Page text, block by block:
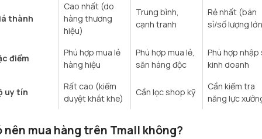
thành
Cao nhất (do
hàng thương
hiệu)
Trung bình,
cạnh tranh
Rẻ nhất (bán
sỉ/số lượng
điểm
Phù hợp mua lẻ
hàng hiệu
Phù hợp mua lẻ,
săn hàng độc
Phù hợp nhập
kinh doanh
uy tín
Rất cao (kiểm
duyệt khắt khe)
Cần lọc shop kỹ
Cần kiểm tra
năng lực
nên mua hàng trên Tmall không?